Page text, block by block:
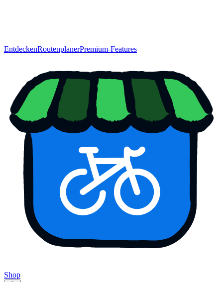
EntdeckenRoutenplanerPremium-Features
Shop